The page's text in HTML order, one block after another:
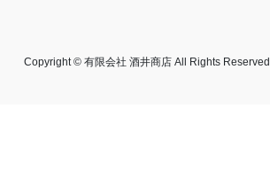
Copyright © 有限会社 酒井商店 All Rights Reserved.